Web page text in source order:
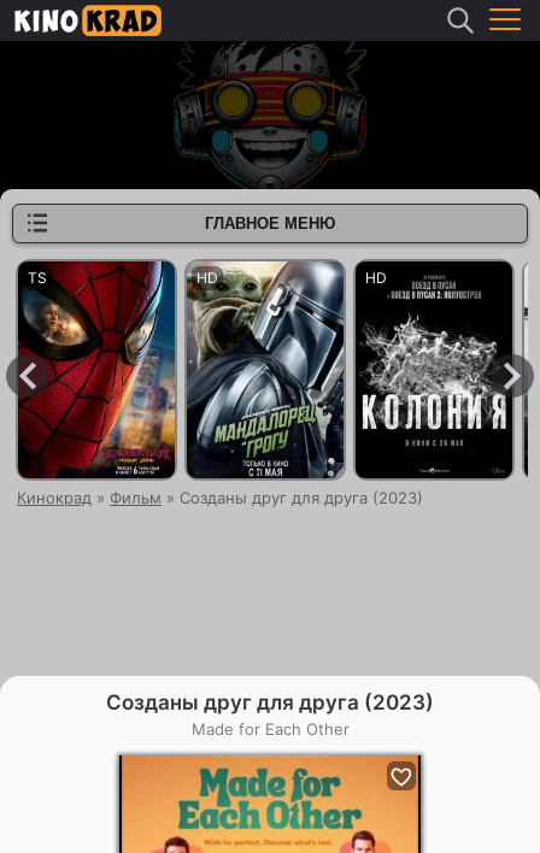
Кинокрад » Фильм » Созданы друг для друга (2023)
Созданы друг для друга (2023)
Made for Each Other
ГЛАВНОЕ МЕНЮ